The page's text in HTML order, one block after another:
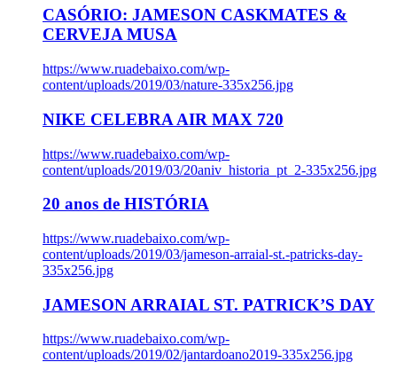
CASÓRIO: JAMESON CASKMATES &
CERVEJA MUSA
https://www.ruadebaixo.com/wp-
content/uploads/2019/03/nature-335x256.jpg
NIKE CELEBRA AIR MAX 720
https://www.ruadebaixo.com/wp-
content/uploads/2019/03/20aniv_historia_pt_2-335x256.jpg
20 anos de HISTÓRIA
https://www.ruadebaixo.com/wp-
content/uploads/2019/03/jameson-arraial-st.-patricks-day-
335x256.jpg
JAMESON ARRAIAL ST. PATRICK’S DAY
https://www.ruadebaixo.com/wp-
content/uploads/2019/02/jantardoano2019-335x256.jpg